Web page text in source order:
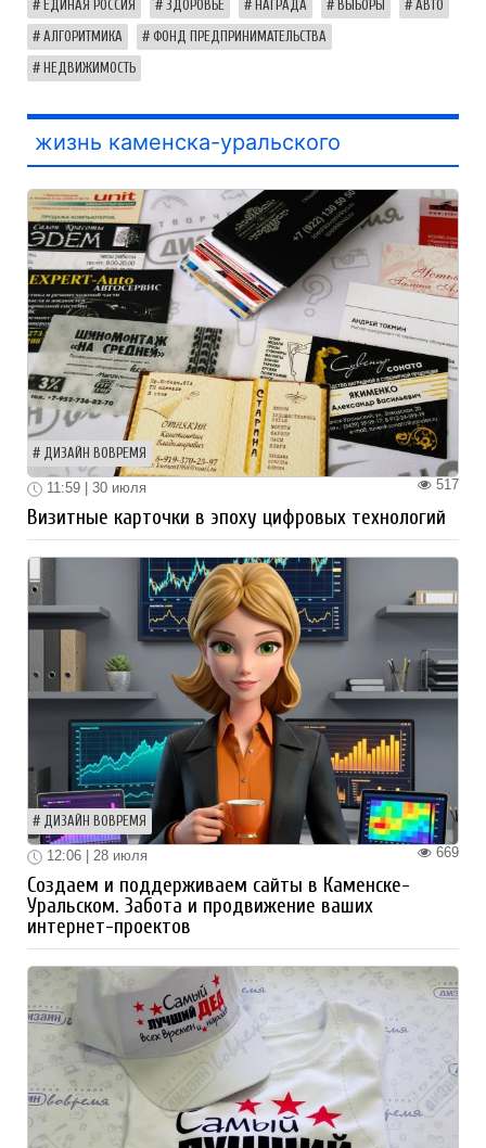
ЕДИНАЯ РОССИЯ ЗДОРОВЬЕ НАГРАДА ВЫБОРЫ АВТО
АЛГОРИТМИКА ФОНД ПРЕДПРИНИМАТЕЛЬСТВА
НЕДВИЖИМОСТЬ
жизнь каменска-уральского
ДИЗАЙН ВОВРЕМЯ
517
11:59 | 30 июля
Визитные карточки в эпоху цифровых технологий
ДИЗАЙН ВОВРЕМЯ
669
12:06 | 28 июля
Создаем и поддерживаем сайты в Каменске-
Уральском. Забота и продвижение ваших
интернет-проектов